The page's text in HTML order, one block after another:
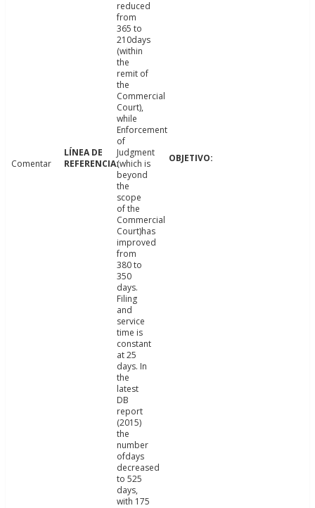
Comentar
reduced
from
365 to
210days
(within
the
remit of
the
Commercial
Court),
while
Enforcement
of
Judgment
(which is
beyond
the
scope
of the
Commercial
Court)has
improved
from
380 to
350
days.
Filing
and
service
time is
constant
at 25
days. In
the
latest
DB
report
(2015)
the
number
ofdays
decreased
to 525
days,
with 175